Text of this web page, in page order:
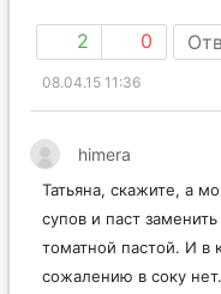
2 0
08.04.15 11:36
himera
Татьяна, скажите, а
супов и паст
томатной пастой. И в
сожалению в соку